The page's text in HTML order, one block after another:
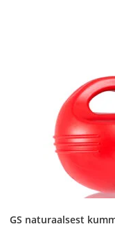
GS naturaalsest